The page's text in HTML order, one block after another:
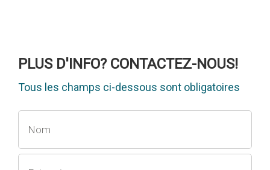
PLUS D'INFO? CONTACTEZ-NOUS!
Tous les champs ci-dessous sont obligatoires